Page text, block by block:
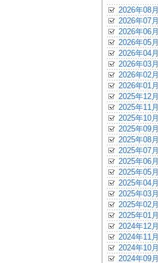
2026年08月
2026年07月
2026年06月
2026年05月
2026年04月
2026年03月
2026年02月
2026年01月
2025年12月
2025年11月
2025年10月
2025年09月
2025年08月
2025年07月
2025年06月
2025年05月
2025年04月
2025年03月
2025年02月
2025年01月
2024年12月
2024年11月
2024年10月
2024年09月